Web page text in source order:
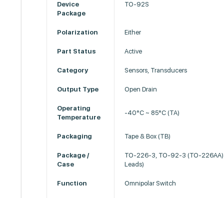
Device
Package
TO-92S
Polarization Either
Part Status Active
Category Sensors, Transducers
Output Type Open Drain
Operating
Temperature
-40°C ~ 85°C (TA)
Packaging Tape & Box (TB)
Package /
Case
TO-226-3, TO-92-3 (TO-226AA)
Leads)
Function Omnipolar Switch